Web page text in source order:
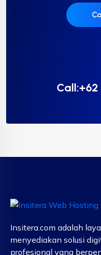
Call:+62
Insitera.com adalah
menyediakan solusi
profesional yang